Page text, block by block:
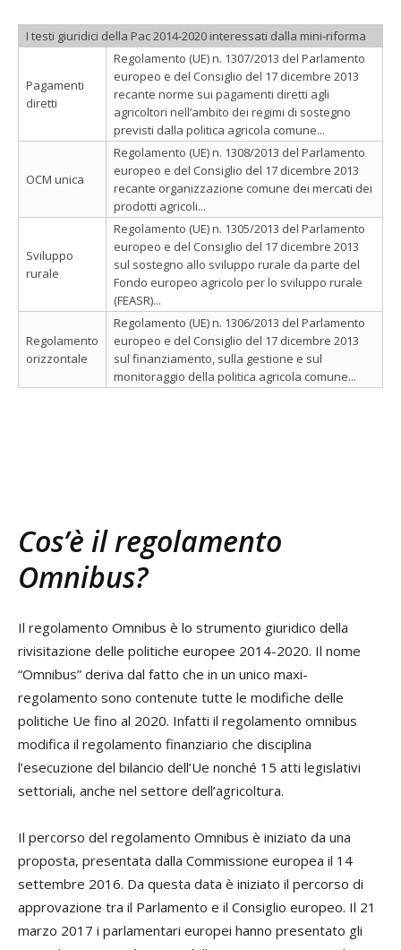
I testi giuridici della Pac 2014-2020 interessati dalla mini-riforma
Pagamenti
diretti
Regolamento (UE) n. 1307/2013 del Parlamento
europeo e del Consiglio del 17 dicembre 2013
recante norme sui pagamenti diretti agli
agricoltori nell’ambito dei regimi di sostegno
previsti dalla politica agricola comune...
OCM unica
Regolamento (UE) n. 1308/2013 del Parlamento
europeo e del Consiglio del 17 dicembre 2013
recante organizzazione comune dei mercati dei
prodotti agricoli...
Sviluppo
rurale
Regolamento (UE) n. 1305/2013 del Parlamento
europeo e del Consiglio del 17 dicembre 2013
sul sostegno allo sviluppo rurale da parte del
Fondo europeo agricolo per lo sviluppo rurale
(FEASR)...
Regolamento
orizzontale
Regolamento (UE) n. 1306/2013 del Parlamento
europeo e del Consiglio del 17 dicembre 2013
sul finanziamento, sulla gestione e sul
monitoraggio della politica agricola comune...
Cos’è il regolamento
Omnibus?
Il regolamento Omnibus è lo strumento giuridico della
rivisitazione delle politiche europee 2014-2020. Il nome
“Omnibus” deriva dal fatto che in un unico maxi-
regolamento sono contenute tutte le modifiche delle
politiche Ue fino al 2020. Infatti il regolamento omnibus
modifica il regolamento finanziario che disciplina
l’esecuzione del bilancio dell’Ue nonché 15 atti legislativi
settoriali, anche nel settore dell’agricoltura.
Il percorso del regolamento Omnibus è iniziato da una
proposta, presentata dalla Commissione europea il 14
settembre 2016. Da questa data è iniziato il percorso di
approvazione tra il Parlamento e il Consiglio europeo. Il 21
marzo 2017 i parlamentari europei hanno presentato gli